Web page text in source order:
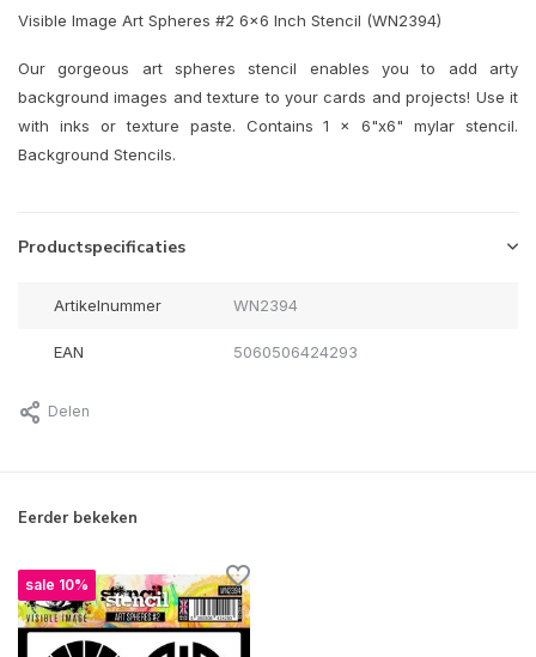
Visible Image Art Spheres #2 6x6 Inch Stencil (WN2394)
Our gorgeous art spheres stencil enables you to add arty
background images and texture to your cards and projects! Use it
with inks or texture paste. Contains 1 x 6"x6" mylar stencil.
Background Stencils.
Productspecificaties
Artikelnummer WN2394
EAN 5060506424293
Delen
Eerder bekeken
sale 10%